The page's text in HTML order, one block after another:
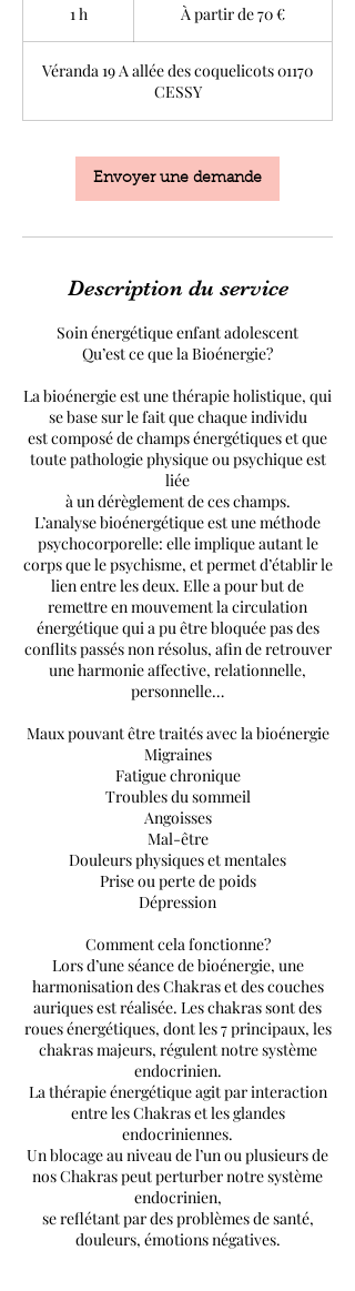
1 h
euros
À partir de 70 €
Véranda 19 A allée des coquelicots 01170
CESSY
Envoyer une demande
Description du service
Soin énergétique enfant adolescent
Qu’est ce que la Bioénergie?
La bioénergie est une thérapie holistique, qui
se base sur le fait que chaque individu
est composé de champs énergétiques et que
toute pathologie physique ou psychique est
liée
à un dérèglement de ces champs.
L’analyse bioénergétique est une méthode
psychocorporelle: elle implique autant le
corps que le psychisme, et permet d’établir le
lien entre les deux. Elle a pour but de
remettre en mouvement la circulation
énergétique qui a pu être bloquée pas des
conflits passés non résolus, afin de retrouver
une harmonie affective, relationnelle,
personnelle…
Maux pouvant être traités avec la bioénergie
Migraines
Fatigue chronique
Troubles du sommeil
Angoisses
Mal-être
Douleurs physiques et mentales
Prise ou perte de poids
Dépression
Comment cela fonctionne?
Lors d’une séance de bioénergie, une
harmonisation des Chakras et des couches
auriques est réalisée. Les chakras sont des
roues énergétiques, dont les 7 principaux, les
chakras majeurs, régulent notre système
endocrinien.
La thérapie énergétique agit par interaction
entre les Chakras et les glandes
endocriniennes.
Un blocage au niveau de l’un ou plusieurs de
nos Chakras peut perturber notre système
endocrinien,
se reflétant par des problèmes de santé,
douleurs, émotions négatives.